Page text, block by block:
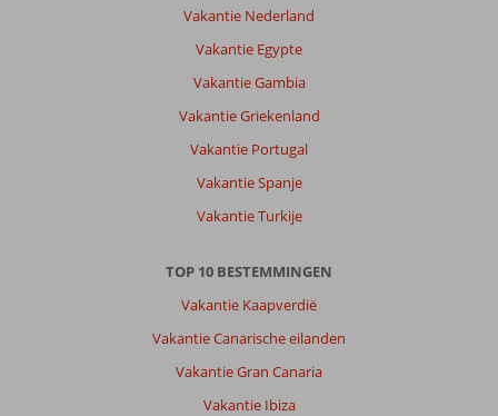
Vakantie Nederland
Vakantie Egypte
Vakantie Gambia
Vakantie Griekenland
Vakantie Portugal
Vakantie Spanje
Vakantie Turkije
TOP 10 BESTEMMINGEN
Vakantie Kaapverdië
Vakantie Canarische eilanden
Vakantie Gran Canaria
Vakantie Ibiza